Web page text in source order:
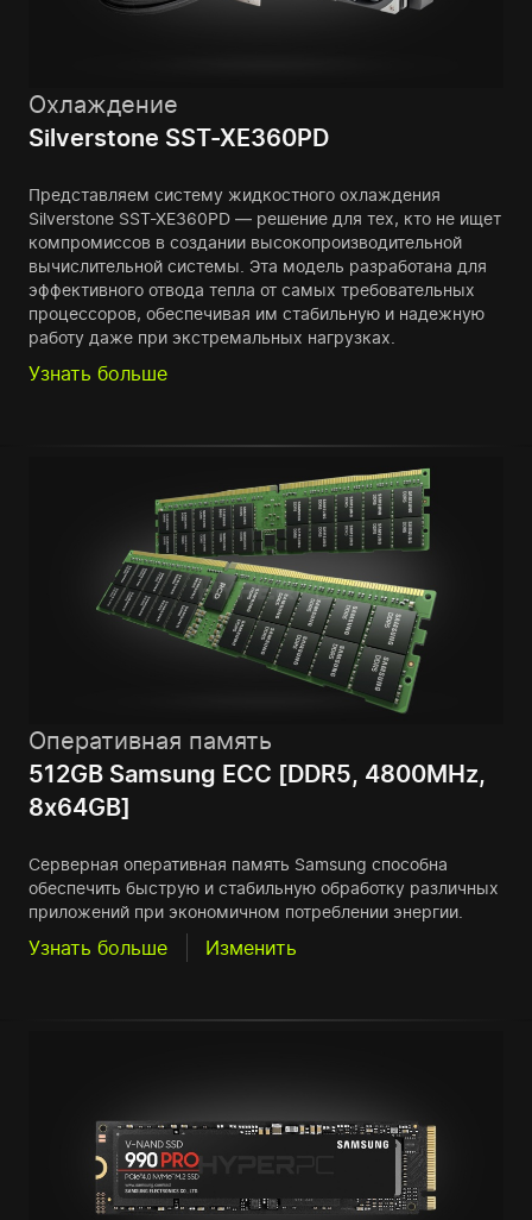
Охлаждение
Silverstone SST-XE360PD
Представляем систему жидкостного охлаждения
Silverstone SST-XE360PD — решение для тех, кто не ищет
компромиссов в создании высокопроизводительной
вычислительной системы. Эта модель разработана для
эффективного отвода тепла от самых требовательных
процессоров, обеспечивая им стабильную и надежную
работу даже при экстремальных нагрузках.
Узнать больше
Оперативная память
512GB Samsung ECC [DDR5, 4800MHz,
8x64GB]
Серверная оперативная память Samsung способна
обеспечить быструю и стабильную обработку различных
приложений при экономичном потреблении энергии.
Узнать больше Изменить